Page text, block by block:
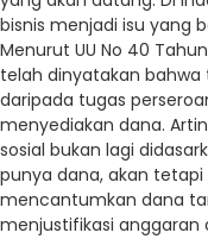
bisnis menjadi isu yang
Menurut UU No 40
telah dinyatakan bahwa
daripada tugas
menyediakan dana.
sosial bukan lagi
punya dana, akan
mencantumkan dana
menjustifikasi